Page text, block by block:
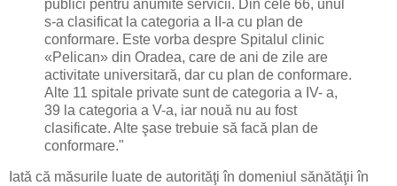
publici pentru anumite servicii. Din cele 66, unul
s-a clasificat la categoria a II-a cu plan de
conformare. Este vorba despre Spitalul clinic
«Pelican» din Oradea, care de ani de zile are
activitate universitară, dar cu plan de conformare.
Alte 11 spitale private sunt de categoria a IV- a,
39 la categoria a V-a, iar nouă nu au fost
clasificate. Alte şase trebuie să facă plan de
conformare."
Iată că măsurile luate de autorităţi în domeniul sănătăţii în